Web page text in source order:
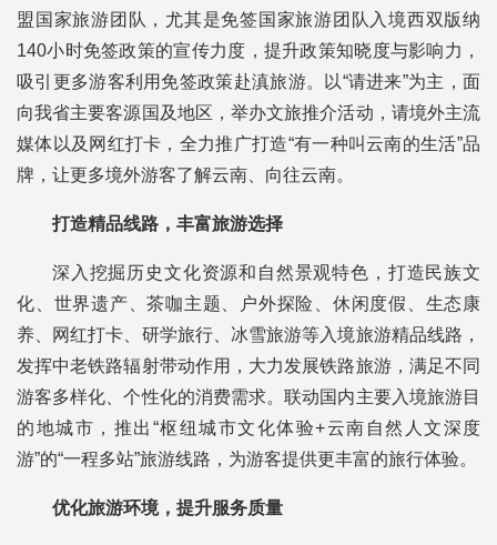
盟国家旅游团队，尤其是免签国家旅游团队入境西双版纳
140小时免签政策的宣传力度，提升政策知晓度与影响力，
吸引更多游客利用免签政策赴滇旅游。以“请进来”为主，面
向我省主要客源国及地区，举办文旅推介活动，请境外主流
媒体以及网红打卡，全力推广打造“有一种叫云南的生活”品
牌，让更多境外游客了解云南、向往云南。
打造精品线路，丰富旅游选择
深入挖掘历史文化资源和自然景观特色，打造民族文
化、世界遗产、茶咖主题、户外探险、休闲度假、生态康
养、网红打卡、研学旅行、冰雪旅游等入境旅游精品线路，
发挥中老铁路辐射带动作用，大力发展铁路旅游，满足不同
游客多样化、个性化的消费需求。联动国内主要入境旅游目
的地城市，推出“枢纽城市文化体验+云南自然人文深度
游”的“一程多站”旅游线路，为游客提供更丰富的旅行体验。
优化旅游环境，提升服务质量